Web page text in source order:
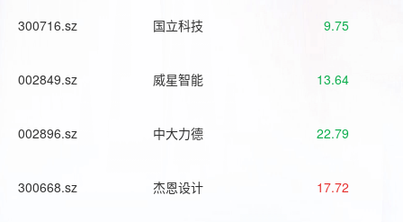
300716.sz 国立科技 9.75
002849.sz 威星智能 13.64
002896.sz 中大力德 22.79
300668.sz 杰恩设计 17.72